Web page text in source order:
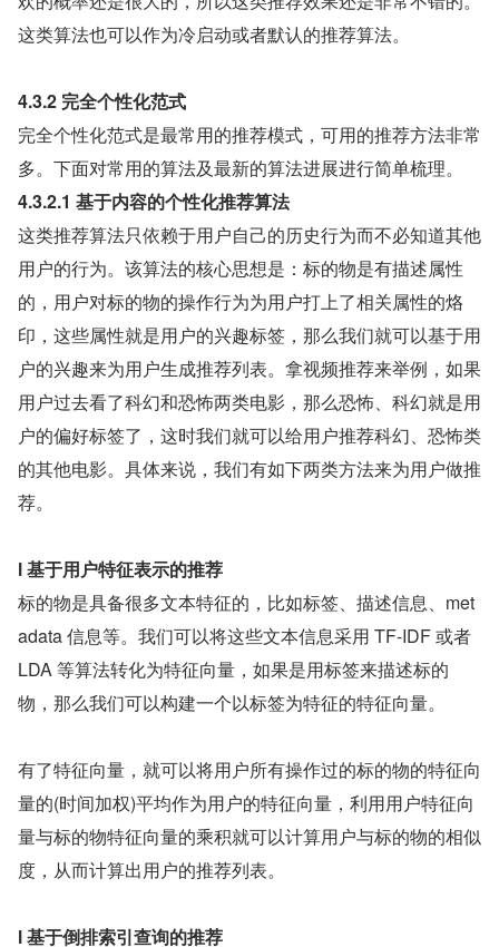
这类算法也可以作为冷启动或者默认的推荐算法。
4.3.2 完全个性化范式
完全个性化范式是最常用的推荐模式，可用的推荐方法非常
多。下面对常用的算法及最新的算法进展进行简单梳理。
4.3.2.1 基于内容的个性化推荐算法
这类推荐算法只依赖于用户自己的历史行为而不必知道其他
用户的行为。该算法的核心思想是：标的物是有描述属性
的，用户对标的物的操作行为为用户打上了相关属性的烙
印，这些属性就是用户的兴趣标签，那么我们就可以基于用
户的兴趣来为用户生成推荐列表。拿视频推荐来举例，如果
用户过去看了科幻和恐怖两类电影，那么恐怖、科幻就是用
户的偏好标签了，这时我们就可以给用户推荐科幻、恐怖类
的其他电影。具体来说，我们有如下两类方法来为用户做推
荐。
l 基于用户特征表示的推荐
标的物是具备很多文本特征的，比如标签、描述信息、met
adata 信息等。我们可以将这些文本信息采用 TF-IDF 或者
LDA 等算法转化为特征向量，如果是用标签来描述标的
物，那么我们可以构建一个以标签为特征的特征向量。
有了特征向量，就可以将用户所有操作过的标的物的特征向
量的(时间加权)平均作为用户的特征向量，利用用户特征向
量与标的物特征向量的乘积就可以计算用户与标的物的相似
度，从而计算出用户的推荐列表。
l 基于倒排索引查询的推荐